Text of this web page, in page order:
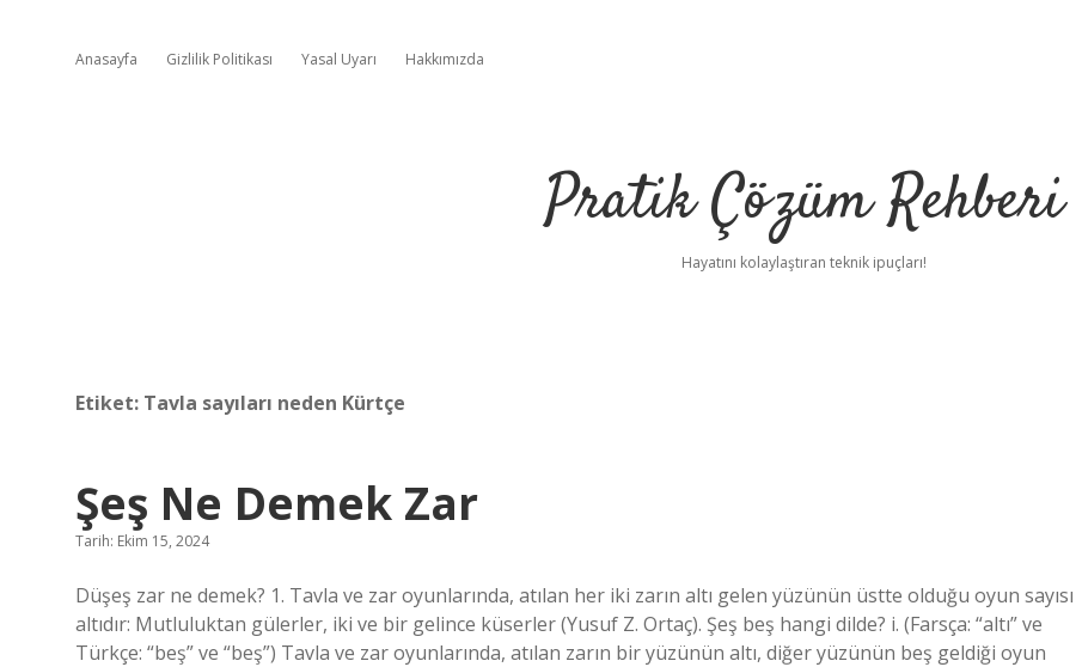
Anasayfa Gizlilik Politikası Yasal Uyarı Hakkımızda
Pratik Çözüm Rehberi
Hayatını kolaylaştıran teknik ipuçları!
Etiket: Tavla sayıları neden Kürtçe
Şeş Ne Demek Zar
Tarih: Ekim 15, 2024
Düşeş zar ne demek? 1. Tavla ve zar oyunlarında, atılan her iki zarın altı gelen yüzünün üstte olduğu oyun sayısı
altıdır: Mutluluktan gülerler, iki ve bir gelince küserler (Yusuf Z. Ortaç). Şeş beş hangi dilde? i. (Farsça: “altı” ve
Türkçe: “beş” ve “beş”) Tavla ve zar oyunlarında, atılan zarın bir yüzünün altı, diğer yüzünün beş geldiği oyun